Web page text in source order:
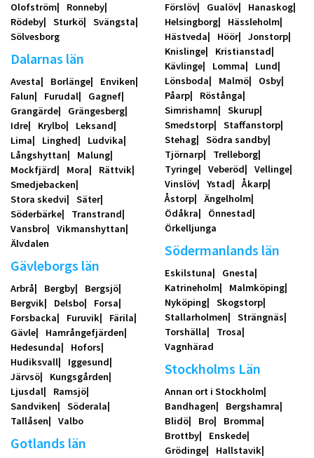
Olofström
Ronneby
Rödeby
Sturkö
Svängsta
Sölvesborg
Dalarnas län
Avesta Borlänge
Enviken
Falun
Furudal
Gagnef
Grangärde
Grängesberg
Idre
Krylbo
Leksand
Lima
Linghed
Ludvika
Långshyttan
Malung
Mockfjärd
Mora
Rättvik
Smedjebacken
Stora skedvi
Säter
Söderbärke
Transtrand
Vansbro
Vikmanshyttan
Älvdalen
Gävleborgs län
Arbrå Bergby
Bergsjö
Bergvik
Delsbo
Forsa
Forsbacka
Furuvik
Färila
Gävle
Hamrångefjärden
Hedesunda
Hofors
Hudiksvall
Iggesund
Järvsö
Kungsgården
Ljusdal
Ramsjö
Sandviken
Söderala
Tallåsen
Valbo
Gotlands län
Förslöv
Gualöv
Hanaskog
Helsingborg
Hässleholm
Hästveda
Höör
Jonstorp
Knislinge
Kristianstad
Kävlinge
Lomma
Lund
Lönsboda
Malmö
Osby
Påarp
Röstånga
Simrishamn
Skurup
Smedstorp
Staffanstorp
Stehag
Södra sandby
Tjörnarp
Trelleborg
Tyringe
Veberöd
Vellinge
Vinslöv
Ystad
Åkarp
Åstorp
Ängelholm
Ödåkra
Önnestad
Örkelljunga
Södermanlands län
Eskilstuna
Gnesta
Katrineholm
Malmköping
Nyköping
Skogstorp
Stallarholmen
Strängnäs
Torshälla
Trosa
Vagnhärad
Stockholms Län
Annan ort i Stockholm
Bandhagen
Bergshamra
Blidö
Bro
Bromma
Brottby
Enskede
Grödinge
Hallstavik